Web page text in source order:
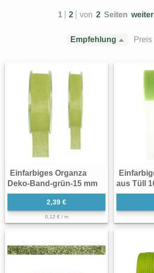
1 2 von 2 Seiten
Empfehlung Preis
Einfarbiges Organza
Deko-Band-grün-15 mm
2,39 €
0,12 € / m
aus Tüll